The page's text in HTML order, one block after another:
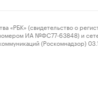
(свидетельство о
ИА №ФС77-63848) и
(Роскомнадзор)